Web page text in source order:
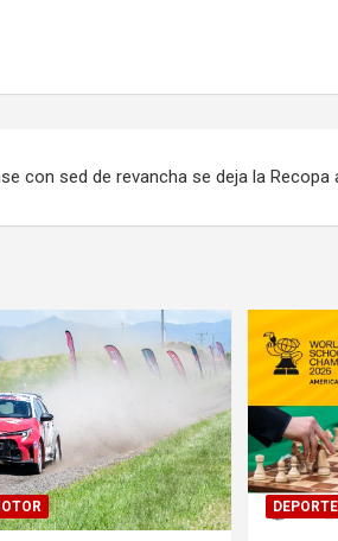
con sed de revancha se deja la
DEPORTE